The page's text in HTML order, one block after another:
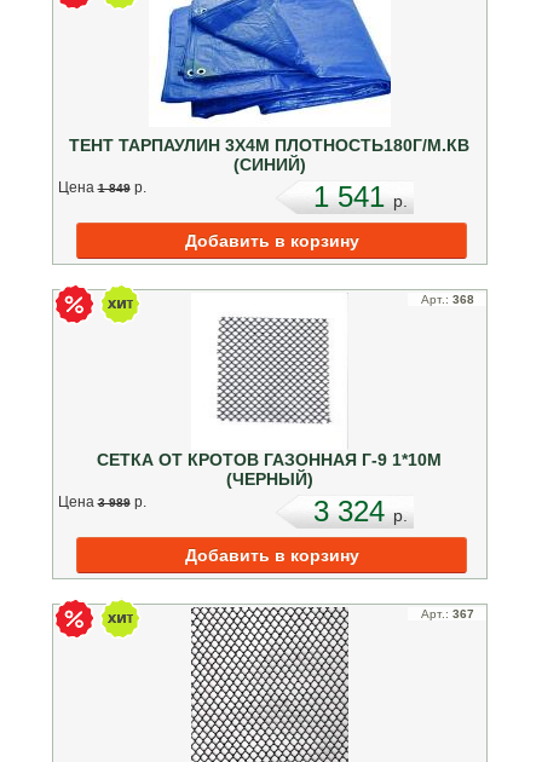
ТЕНТ ТАРПАУЛИН 3Х4М ПЛОТНОСТЬ180Г/М.КВ
(СИНИЙ)
Цена 1 849 p. 1 541p.
Арт.: 368
СЕТКА ОТ КРОТОВ ГАЗОННАЯ Г-9 1*10М
(ЧЕРНЫЙ)
Цена 3 989 p. 3 324p.
Арт.: 367